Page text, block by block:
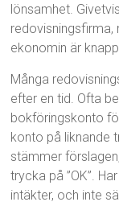
lönsamhet.
redovisningsfirma,
ekonomin är
Många
efter en tid. Ofta
bokföringskonto
konto på liknande
stämmer
trycka på ”OK”.
intäkter, och inte